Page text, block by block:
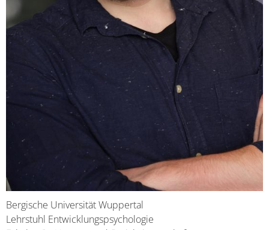
Bergische Universität Wuppertal
Lehrstuhl Entwicklungspsychologie